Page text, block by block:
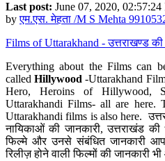
Last post: June 07, 2020, 02:57:24
byएम.एस. मेहता /M S Mehta
Films of Uttarakhand - उत्तराखण्ड की
Everything about the Films can
calledHillywood-Uttarakhand
Hero, Heroins of Hillywood,
Uttarakhandi Films- all are here.
Uttarakhandi films is also here.
नायिकाओं की जानकारी, उत्तराखंड की
फिल्मे और उनसे संबंधित जानकारी
रिलीज़ होने वाली फिल्मों की जानकारी